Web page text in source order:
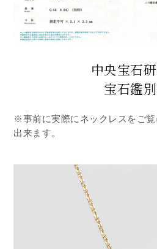
中央宝石
宝石鑑
※事前に実際にネックレスをご
出来ます。